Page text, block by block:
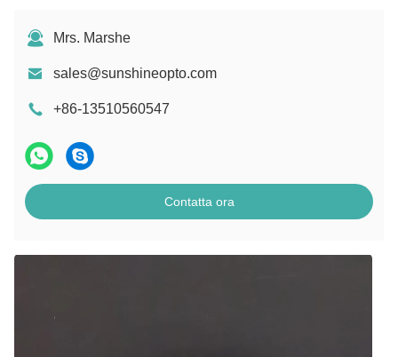
Mrs. Marshe
sales@sunshineopto.com
+86-13510560547
Contatta ora